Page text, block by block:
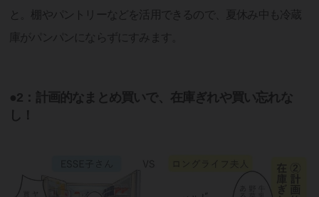
と。棚やパントリーなどを活用できるので、夏休み中も冷蔵
庫がパンパンにならずにすみます。
●2：計画的なまとめ買いで、在庫ぎれや買い忘れな
し！